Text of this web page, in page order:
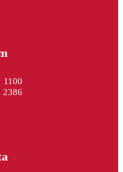
1100
2386